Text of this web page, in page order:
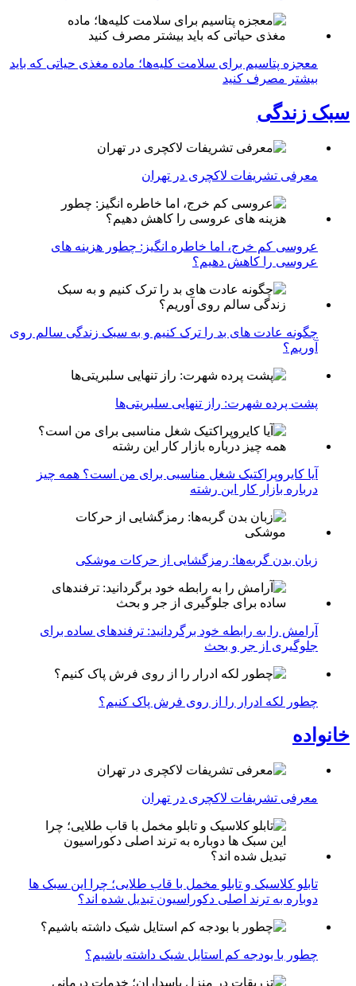
معجزه پتاسیم برای سلامت کلیه‌ها؛ ماده مغذی حیاتی که باید
بیشتر مصرف کنید
سبک زندگی
معرفی تشریفات لاکچری در تهران
عروسی کم خرج، اما خاطره انگیز: چطور هزینه های
عروسی را کاهش دهیم؟
چگونه عادت‌ های بد را ترک کنیم و به سبک زندگی سالم روی
آوریم؟
پشت پرده شهرت: راز تنهایی سلبریتی‌ها
آیا کایروپراکتیک شغل مناسبی برای من است؟ همه چیز
درباره بازار کار این رشته
زبان بدن گربه‌ها: رمزگشایی از حرکات موشکی
آرامش را به رابطه خود برگردانید: ترفندهای ساده برای
جلوگیری از جر و بحث
چطور لکه ادرار را از روی فرش پاک کنیم؟
خانواده
معرفی تشریفات لاکچری در تهران
تابلو کلاسیک و تابلو مخمل با قاب طلایی؛ چرا این سبک ها
دوباره به ترند اصلی دکوراسیون تبدیل شده اند؟
چطور با بودجه کم استایل شیک داشته باشیم؟